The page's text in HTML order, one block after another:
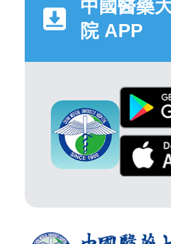
中國醫藥
院 APP